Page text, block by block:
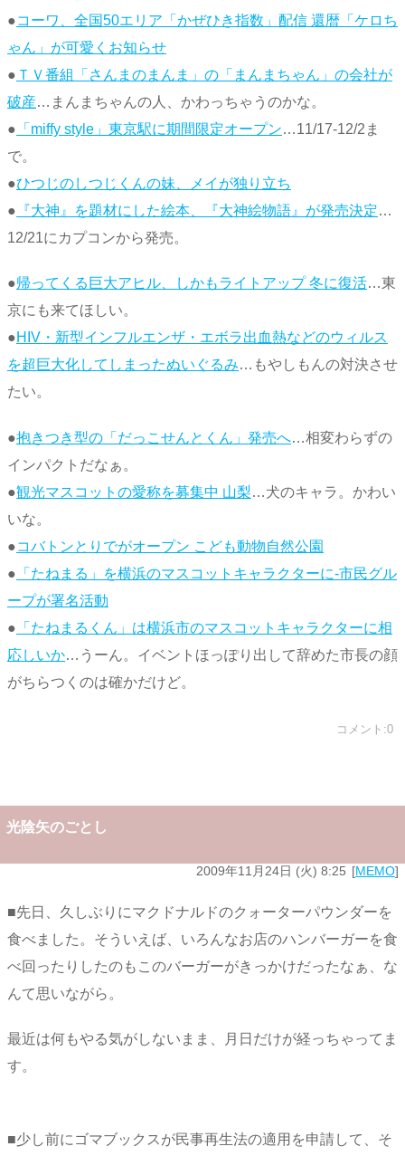
●コーワ、全国50エリア「かぜひき指数」配信 還暦「ケロち
ゃん」が可愛くお知らせ
● ＴＶ番組「さんまのまんま」の「まんまちゃん」の会社が
破産…まんまちゃんの人、かわっちゃうのかな。
● 「miffy style」東京駅に期間限定オープン…11/17-12/2ま
で。
●ひつじのしつじくんの妹、メイが独り立ち
● 『大神』を題材にした絵本、『大神絵物語』が発売決定…
12/21にカプコンから発売。
●帰ってくる巨大アヒル、しかもライトアップ 冬に復活…東
京にも来てほしい。
●HIV・新型インフルエンザ・エボラ出血熱などのウィルス
を超巨大化してしまったぬいぐるみ…もやしもんの対決させ
たい。
●抱きつき型の「だっこせんとくん」発売へ…相変わらずの
インパクトだなぁ。
●観光マスコットの愛称を募集中 山梨…犬のキャラ。かわい
いな。
●コバトンとりでがオープン こども動物自然公園
● 「たねまる」を横浜のマスコットキャラクターに-市民グル
ープが署名活動
● 「たねまるくん」は横浜市のマスコットキャラクターに相
応しいか…うーん。イベントほっぽり出して辞めた市長の顔
がちらつくのは確かだけど。
コメント:0
光陰矢のごとし
2009年11月24日 (火) 8:25 MEMO
■先日、久しぶりにマクドナルドのクォーターパウンダーを
食べました。そういえば、いろんなお店のハンバーガーを食
べ回ったりしたのもこのバーガーがきっかけだったなぁ、な
んて思いながら。
最近は何もやる気がしないまま、月日だけが経っちゃってま
す。
■少し前にゴマブックスが民事再生法の適用を申請して、そ